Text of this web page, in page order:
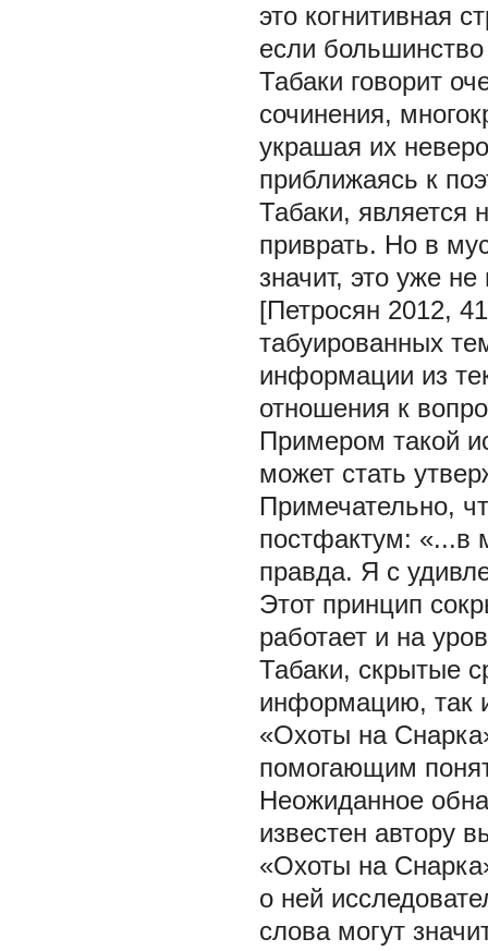
это когнитивная
если
Табаки говорит
сочинения,
украшая их
приближаясь к
Табаки, является
приврать. Но в
значит, это уже
[Петросян 2012,
табуированных
информации из
отношения к
Примером такой
может стать
Примечательно,
постфактум: «...в
правда. Я с
Этот принцип
работает и на
Табаки, скрытые
информацию, так
«Охоты на
помогающим
Неожиданное
известен автору
«Охоты на
о ней
слова могут